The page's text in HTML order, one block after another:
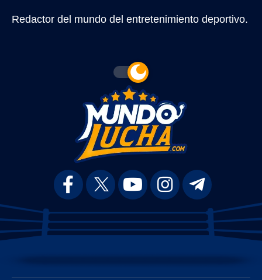
Redactor del mundo del entretenimiento deportivo.